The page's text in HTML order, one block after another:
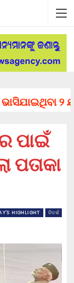
୨
ପାଇଁ
ପତାକା
HIGHLIGHT ବିତର୍କ